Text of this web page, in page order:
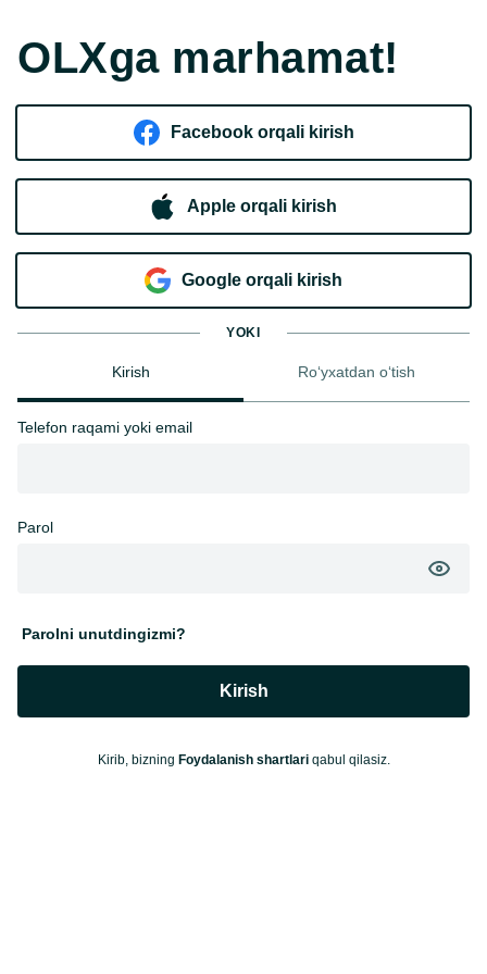
OLXga marhamat!
Facebook orqali kirish​
Apple orqali kirish
Goo​g​le orqali kirish
YOKI
Kirish Ro‘yxatdan o‘tish
Telefon raqami yoki email
Parol
Parolni unutdingizmi?
Kirish
Kirib, bizning Foydalanish shartlariqabul qilasiz.